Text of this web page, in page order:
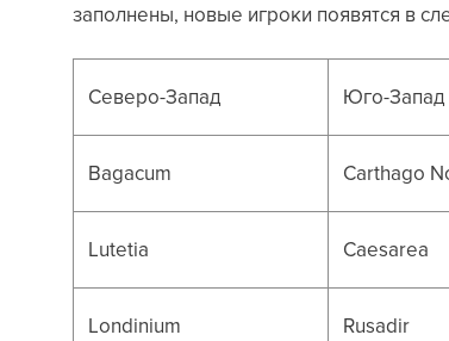
заполнены, новые игроки появятся в
Северо-Запад Юго-Запад
Bagacum Carthago
Lutetia Caesarea
Londinium Rusadir